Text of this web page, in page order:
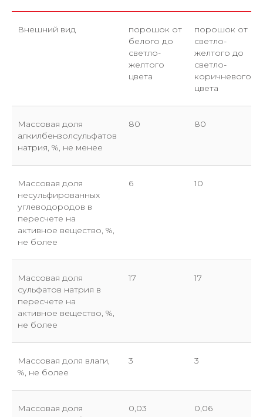
Внешний вид
порошок от
белого до
светло-
желтого
цвета
порошок от
светло-
желтого до
светло-
коричневого
цвета
Массовая доля
алкилбензолсульфатов
натрия, %, не менее
80 80
Массовая доля
несульфированных
углеводородов в
пересчете на
активное вещество, %,
не более
6 10
Массовая доля
сульфатов натрия в
пересчете на
активное вещество, %,
не более
17 17
Массовая доля влаги,
%, не более
3 3
Массовая доля
0,03 0,06